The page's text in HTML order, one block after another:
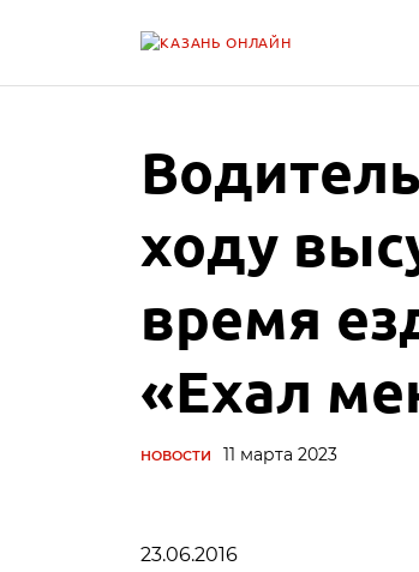
ходу
время
«Ехал
НОВОСТИ 11 марта 2023
23.06.2016